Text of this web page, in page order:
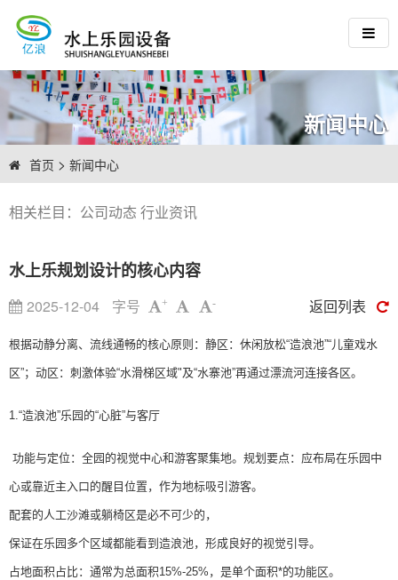
新闻中心
首页 > 新闻中心
相关栏目： 公司动态 行业资讯
水上乐规划设计的核心内容
2025-12-04 字号 + - 返回列表
根据动静分离、流线通畅的核心原则：静区：休闲放松“造浪池”“儿童戏水
区”；动区：刺激体验“水滑梯区域"及“水寨池”再通过漂流河连接各区。
1.“造浪池”乐园的“心脏”与客厅
功能与定位：全园的视觉中心和游客聚集地。规划要点：应布局在乐园中
心或靠近主入口的醒目位置，作为地标吸引游客。
配套的人工沙滩或躺椅区是必不可少的，
保证在乐园多个区域都能看到造浪池，形成良好的视觉引导。
占地面积占比：通常为总面积15%-25%，是单个面积*的功能区。